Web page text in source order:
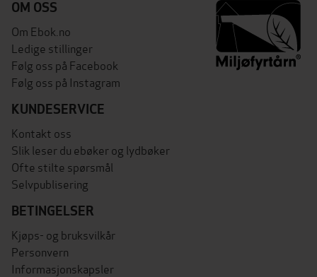
OM OSS
Om Ebok.no
Ledige stillinger
Følg oss på Facebook
Følg oss på Instagram
KUNDESERVICE
Kontakt oss
Slik leser du ebøker og lydbøker
Ofte stilte spørsmål
Selvpublisering
BETINGELSER
Kjøps- og bruksvilkår
Personvern
Informasjonskapsler